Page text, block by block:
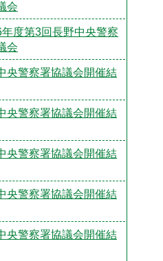
会
度第3回長野中央警察
会
央警察署協議会開催結
央警察署協議会開催結
央警察署協議会開催結
央警察署協議会開催結
央警察署協議会開催結